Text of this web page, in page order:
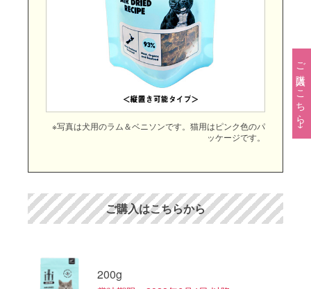
ご購入はこちら→
※写真は犬用のラム＆ベニソンです。猫用はピンク色のパ
ッケージです。
ご購入はこちらから
200g